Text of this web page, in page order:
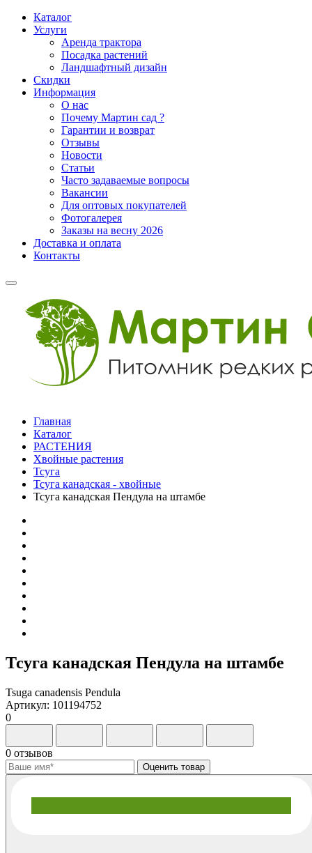
Каталог
Услуги
Аренда трактора
Посадка растений
Ландшафтный дизайн
Скидки
Информация
О нас
Почему Мартин сад ?
Гарантии и возврат
Отзывы
Новости
Статьи
Часто задаваемые вопросы
Вакансии
Для оптовых покупателей
Фотогалерея
Заказы на весну 2026
Доставка и оплата
Контакты
Главная
Каталог
РАСТЕНИЯ
Хвойные растения
Тсуга
Тсуга канадская - хвойные
Тсуга канадская Пендула на штамбе
Тсуга канадская Пендула на штамбе
Tsuga canadensis Pendula
Артикул: 101194752
0
0 отзывов